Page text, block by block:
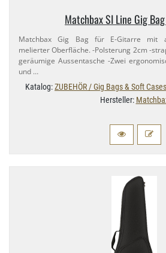
Matchbax SI Line Gig
Matchbax Gig Bag für E-​Gitarre mit
melierter Oberfläche. -Polsterung 2cm -
geräumige Aussentasche -Zwei
und …
Katalog:ZUBEHÖR / Gig Bags & Soft
Hersteller: